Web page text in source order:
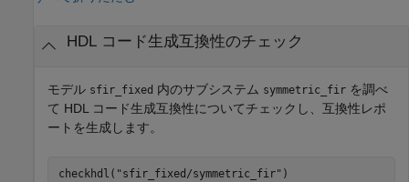
HDL コード生成互換性のチェック
モデル sfir_fixed 内のサブシステム symmetric_fir を調べ
て HDL コード生成互換性についてチェックし、互換性レポ
ートを生成します。
checkhdl( "sfir_fixed/symmetric_fir"